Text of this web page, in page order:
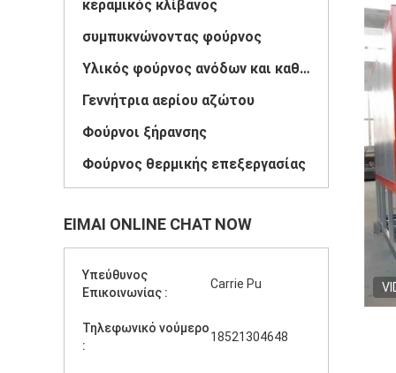
κεραμικός κλίβανος
συμπυκνώνοντας φούρνος
Υλικός φούρνος ανόδων και καθόδων
Γεννήτρια αερίου αζώτου
Φούρνοι ξήρανσης
Φούρνος θερμικής επεξεργασίας
ΕΊΜΑΙ ONLINE CHAT NOW
Υπεύθυνος
Επικοινωνίας :
Carrie Pu
Τηλεφωνικό νούμερο
:
18521304648